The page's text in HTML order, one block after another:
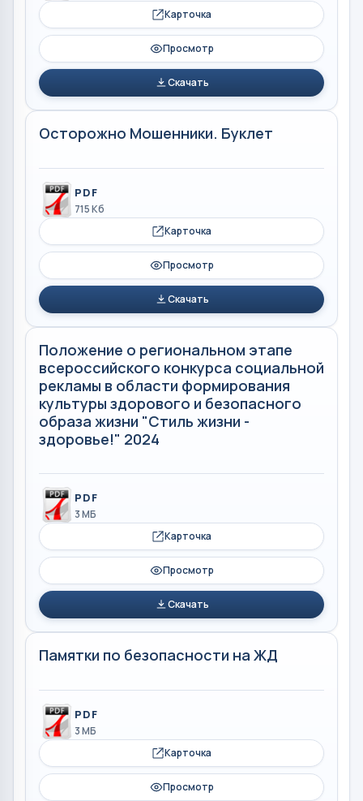
Карточка
Просмотр
Скачать
Осторожно Мошенники. Буклет
PDF
715 Кб
Карточка
Просмотр
Скачать
Положение о региональном этапе
всероссийского конкурса социальной
рекламы в области формирования
культуры здорового и безопасного
образа жизни "Стиль жизни -
здоровье!" 2024
PDF
3 МБ
Карточка
Просмотр
Скачать
Памятки по безопасности на ЖД
PDF
3 МБ
Карточка
Просмотр